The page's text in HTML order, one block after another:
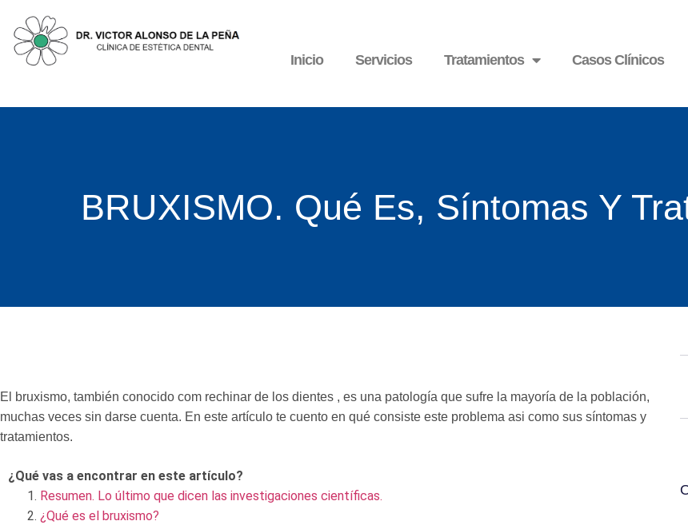
Inicio Servicios Tratamientos Casos Clínicos
BRUXISMO. Qué Es, Síntomas Y
El bruxismo, también conocido com rechinar de los dientes , es una patología que sufre la mayoría de la población,
muchas veces sin darse cuenta. En este artículo te cuento en qué consiste este problema asi como sus síntomas y
tratamientos.
¿Qué vas a encontrar en este artículo?
Resumen. Lo último que dicen las investigaciones científicas.
¿Qué es el bruxismo?